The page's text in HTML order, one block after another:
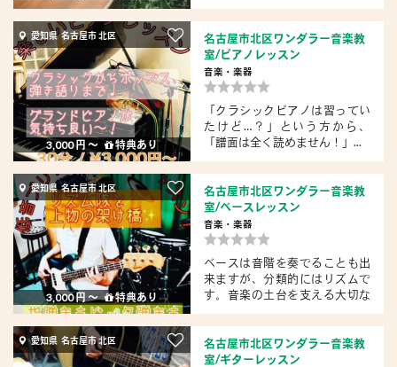
愛知県 名古屋市 北区
3,000 円 〜 特典あり
名古屋市北区ワンダラー音楽教
室/ピアノレッスン
音楽・楽器
「クラシックピアノは習ってい
たけど…？」という方から、
「譜面は全く読めません！」...
愛知県 名古屋市 北区
3,000 円 〜 特典あり
名古屋市北区ワンダラー音楽教
室/ベースレッスン
音楽・楽器
ベースは音階を奏でることも出
来ますが、分類的にはリズムで
す。音楽の土台を支える大切な
愛知県 名古屋市 北区
名古屋市北区ワンダラー音楽教
室/ギターレッスン